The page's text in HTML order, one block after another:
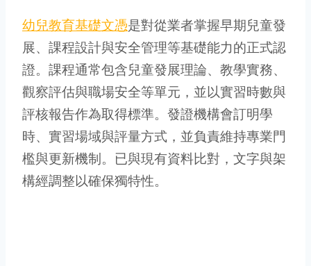
幼兒教育基礎文憑是對從業者掌握早期兒童發
展、課程設計與安全管理等基礎能力的正式認
證。課程通常包含兒童發展理論、教學實務、
觀察評估與職場安全等單元，並以實習時數與
評核報告作為取得標準。發證機構會訂明學
時、實習場域與評量方式，並負責維持專業門
檻與更新機制。已與現有資料比對，文字與架
構經調整以確保獨特性。